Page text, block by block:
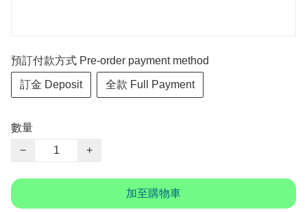
預訂付款方式 Pre-order payment method
訂金 Deposit 全款 Full Payment
數量
−
+
加至購物車